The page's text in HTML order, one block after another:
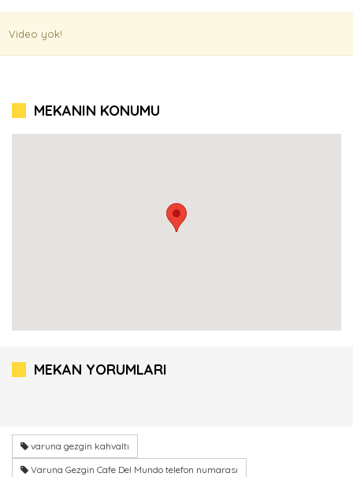
Video yok!
MEKANIN KONUMU
MEKAN YORUMLARI
varuna gezgin kahvaltı
Varuna Gezgin Cafe Del Mundo telefon numarası